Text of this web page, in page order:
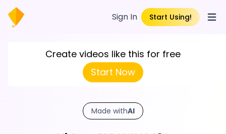
Sign In Start Using!
Create videos like this for free
Start Now
Made withAI